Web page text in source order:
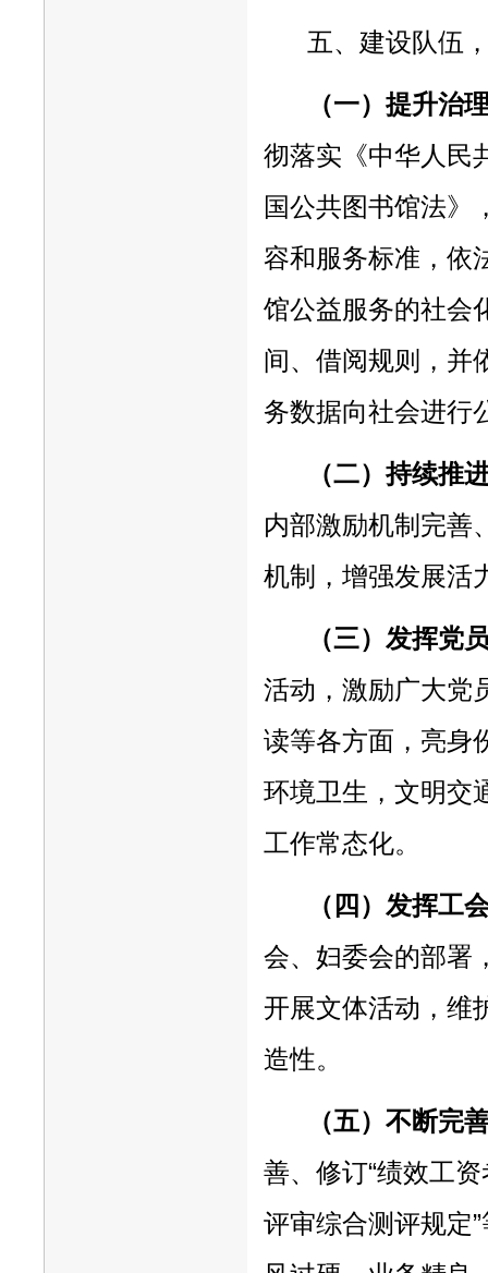
五、建设队伍
（一）提升治
彻落实《中华人民
国公共图书馆法》
容和服务标准，依
馆公益服务的社会
间、借阅规则，并
务数据向社会进行
（二）持续推
内部激励机制完善
机制，增强发展活
（三）发挥党
活动，激励广大党
读等各方面，亮身
环境卫生，文明交
工作常态化。
（四）发挥工
会、妇委会的部署
开展文体活动，维
造性。
（五）不断完
善、修订“绩效工
评审综合测评规定